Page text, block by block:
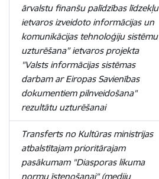
ārvalstu finanšu palīdzības līdzekļu
ietvaros izveidoto informācijas un
komunikācijas tehnoloģiju sistēmu
uzturēšana” ietvaros projekta
"Valsts informācijas sistēmas
darbam ar Eiropas Savienības
dokumentiem pilnveidošana"
rezultātu uzturēšanai
Transferts no Kultūras ministrijas
atbalstītajam prioritārajam
pasākumam "Diasporas likuma
normu īstenošanai" (mediju